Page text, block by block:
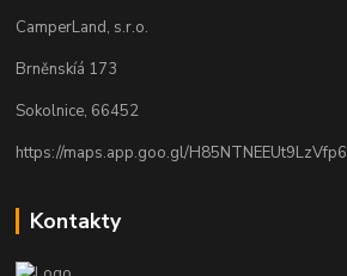
CamperLand, s.r.o.
Brněnskíá 173
Sokolnice, 66452
https://maps.app.goo.gl/H85NTNEEUt9LzVfp6
Kontakty